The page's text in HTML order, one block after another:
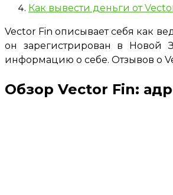
Как вывести деньги от
Vector Fin описывает себя как
он зарегистрирован в Новой
информацию о себе. Отзывов о
Обзор Vector Fin: